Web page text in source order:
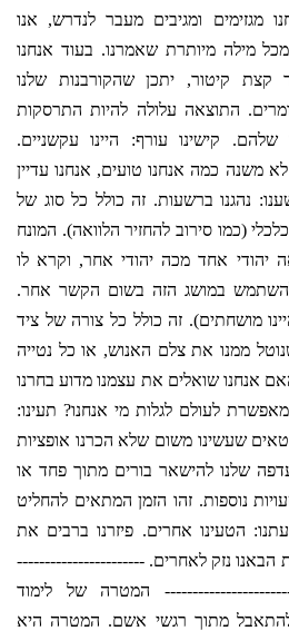
מגזימים ומגיבים מעבר לנדרש, אנו
מילה מיותרת שאמרנו. בעוד אנחנו
קצת קיטור, יתכן שהקורבנות שלנו
התוצאה עלולה להיות התרסקות
קישינו עורף: היינו עקשניים.
משנה כמה אנחנו טועים, אנחנו עדיין
נהגנו ברשעות. זה כולל כל סוג של
(כמו סירוב להחזיר הלוואה). המונח
יהודי אחד מכה יהודי אחר, וקרא לו
במושג הזה בשום הקשר אחר.
מושחתים). זה כולל כל צורה של ציד
ממנו את צלם האנוש, או כל נטייה
אנחנו שואלים את עצמנו מדוע בחרנו
לעולם לגלות מי אנחנו? תעינו:
שעשינו משום שלא הכרנו אופציות
שלנו להישאר בורים מתוך פחד או
נוספות. זהו הזמן המתאים להחליט
הטעינו אחרים. פיזרנו ברבים את
הבאנו נזק לאחרים. -----------------------
המטרה של לימוד
מתוך רגשי אשם. המטרה היא